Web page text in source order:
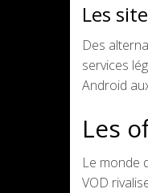
Les
Des
services
Android
Les
Le monde
VOD